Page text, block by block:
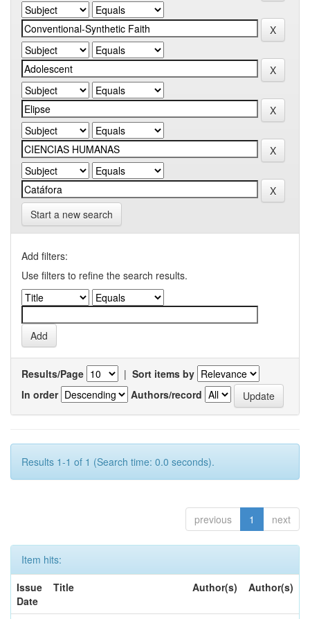
Start a new search
Add filters:
Use filters to refine the search results.
Results/Page | Sort items by
In order
Authors/record
Results 1-1 of 1 (Search time: 0.0 seconds).
previous 1 next
Item hits:
Issue
Date
Title Author(s) Author(s)